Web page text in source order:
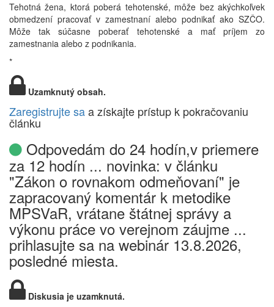
Tehotná žena, ktorá poberá tehotenské, môže bez akýchkoľvek
obmedzení pracovať v zamestnaní alebo podnikať ako SZČO.
Môže tak súčasne poberať tehotenské a mať príjem zo
zamestnania alebo z podnikania.
*
Uzamknutý obsah.
Zaregistrujte saa získajte prístup k pokračovaniu
článku
Odpovedám do 24 hodín,v priemere
za 12 hodín ... novinka: v článku
"Zákon o rovnakom odmeňovaní" je
zapracovaný komentár k metodike
MPSVaR, vrátane štátnej správy a
výkonu práce vo verejnom záujme ...
prihlasujte sa na webinár 13.8.2026,
posledné miesta.
Diskusia je uzamknutá.